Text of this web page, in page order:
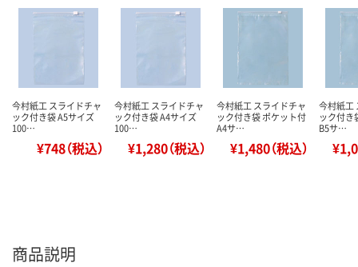
今村紙工 スライドチャ
ック付き袋 A5サイズ
100…
¥748（税込）
今村紙工 スライドチャ
ック付き袋 A4サイズ
100…
¥1,280（税込）
今村紙工 スライドチャ
ック付き袋 ポケット付
A4サ…
¥1,480（税込）
今村紙工
ック付き
B5サ…
商品説明